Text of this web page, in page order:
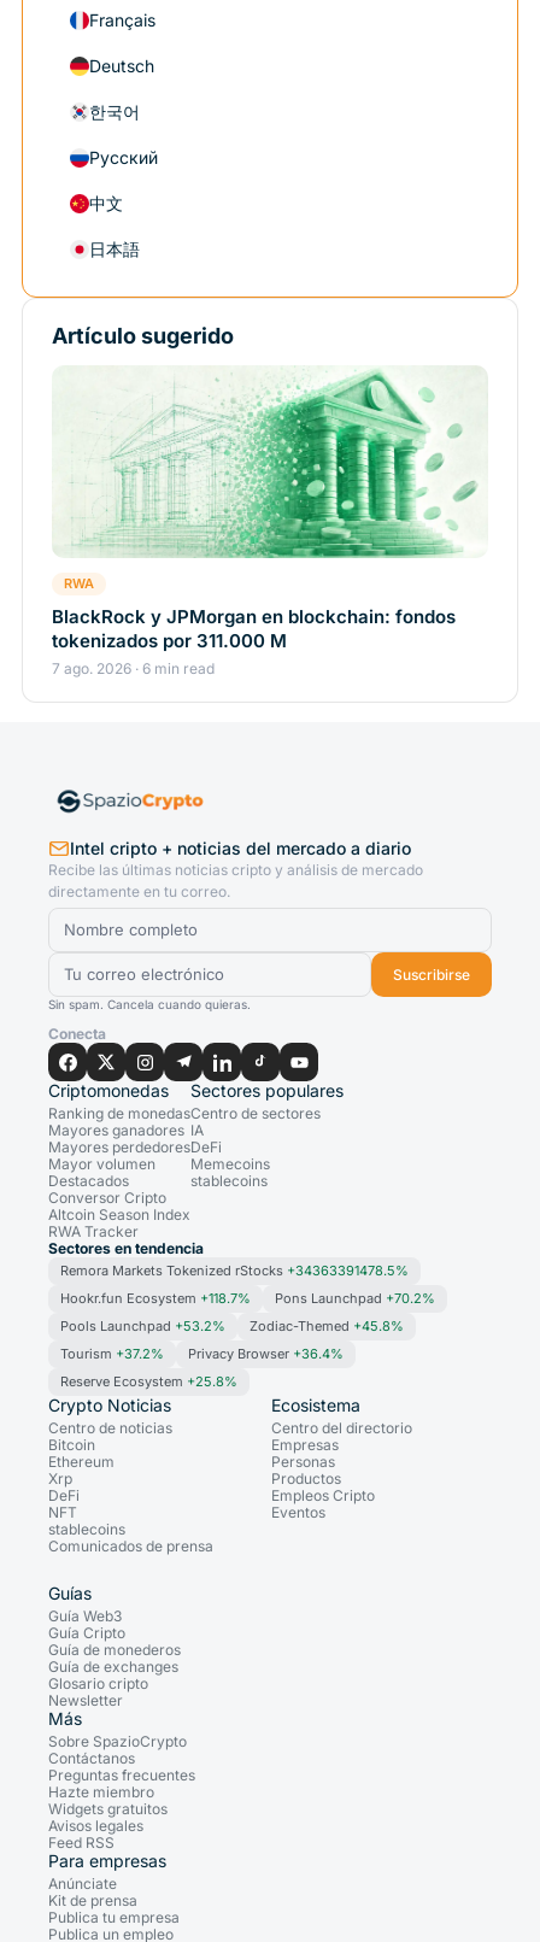
Français
Deutsch
한국어
Русский
中文
日本語
Artículo sugerido
RWA
BlackRock y JPMorgan en blockchain: fondos
tokenizados por 311.000 M
7 ago. 2026 · 6 min read
Intel cripto + noticias del mercado a diario
Recibe las últimas noticias cripto y análisis de mercado
directamente en tu correo.
Suscribirse
Sin spam. Cancela cuando quieras.
Conecta
Criptomonedas
Ranking de monedas
Mayores ganadores
Mayores perdedores
Mayor volumen
Destacados
Conversor Cripto
Altcoin Season Index
RWA Tracker
Sectores populares
Centro de sectores
IA
DeFi
Memecoins
stablecoins
Sectores en tendencia
Remora Markets Tokenized rStocks +34363391478.5%
Hookr.fun Ecosystem +118.7% Pons Launchpad +70.2%
Pools Launchpad +53.2% Zodiac-Themed +45.8%
Tourism +37.2% Privacy Browser +36.4%
Reserve Ecosystem +25.8%
Crypto Noticias
Centro de noticias
Bitcoin
Ethereum
Xrp
DeFi
NFT
stablecoins
Comunicados de prensa
Ecosistema
Centro del directorio
Empresas
Personas
Productos
Empleos Cripto
Eventos
Guías
Guía Web3
Guía Cripto
Guía de monederos
Guía de exchanges
Glosario cripto
Newsletter
Más
Sobre SpazioCrypto
Contáctanos
Preguntas frecuentes
Hazte miembro
Widgets gratuitos
Avisos legales
Feed RSS
Para empresas
Anúnciate
Kit de prensa
Publica tu empresa
Publica un empleo